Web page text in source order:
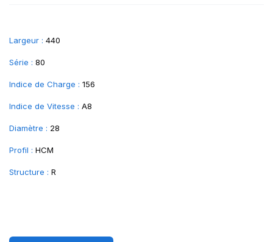
Largeur : 440
Série : 80
Indice de Charge : 156
Indice de Vitesse : A8
Diamètre : 28
Profil : HCM
Structure : R